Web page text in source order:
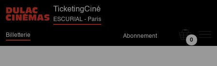
TicketingCiné
ESCURIAL - Paris
Billetterie Abonnement
0